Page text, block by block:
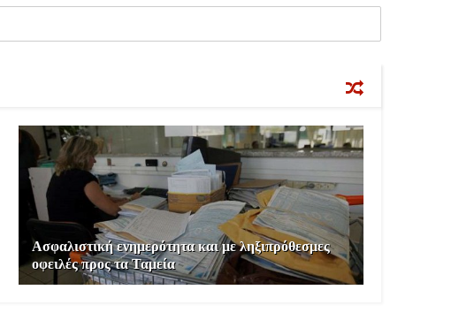
Ασφαλιστική ενημερότητα και με ληξιπρόθεσμες
οφειλές προς τα Ταμεία